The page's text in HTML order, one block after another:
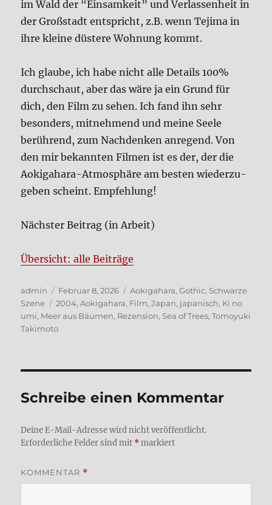
im Wald der “Ein­sam­keit” und Ver­las­sen­heit in
der Groß­stadt ent­spricht, z.B. wenn Teji­ma in
ihre klei­ne düste­re Woh­nung kommt.
Ich glau­be, ich habe nicht alle Details 100%
durch­schaut, aber das wäre ja ein Grund für
dich, den Film zu sehen. Ich fand ihn sehr
beson­ders, mit­neh­mend und mei­ne See­le
berüh­rend, zum Nach­den­ken anre­gend. Von
den mir bekann­ten Fil­men ist es der, der die
Aoki­ga­ha­ra-Atmo­sphä­re am besten wie­der­zu­
ge­ben scheint. Emp­feh­lung!
Näch­ster Bei­trag (in Arbeit)
Über­sicht: alle Bei­trä­ge
Autor
admin
Veröffentlicht
am
Februar 8, 2026 Kategorien
Aokigahara,Gothic, Schwarze
Szene
Schlagwörter
2004,Aokigahara, Film,Japan, japanisch, Ki no
umi, Meer aus Bäumen, Rezension, Sea of Trees,Tomoyuki
Takimoto
Schreibe einen Kommentar
Deine E-Mail-Adresse wird nicht veröffentlicht.
Erforderliche Felder sind mit *markiert
KOMMENTAR *